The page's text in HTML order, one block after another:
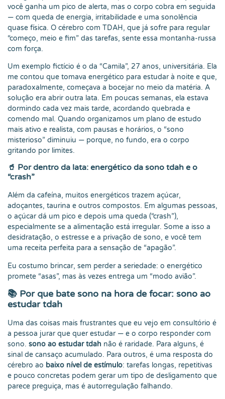
você ganha um pico de alerta, mas o corpo cobra em seguida
— com queda de energia, irritabilidade e uma sonolência
quase física. O cérebro com TDAH, que já sofre para regular
“começo, meio e fim” das tarefas, sente essa montanha-russa
com força.
Um exemplo fictício é o da “Camila”, 27 anos, universitária. Ela
me contou que tomava energético para estudar à noite e que,
paradoxalmente, começava a bocejar no meio da matéria. A
solução era abrir outra lata. Em poucas semanas, ela estava
dormindo cada vez mais tarde, acordando quebrada e
comendo mal. Quando organizamos um plano de estudo
mais ativo e realista, com pausas e horários, o “sono
misterioso” diminuiu — porque, no fundo, era o corpo
gritando por limites.
🥤 Por dentro da lata: energético da sono tdah e o
“crash”
Além da cafeína, muitos energéticos trazem açúcar,
adoçantes, taurina e outros compostos. Em algumas pessoas,
o açúcar dá um pico e depois uma queda (“crash”),
especialmente se a alimentação está irregular. Some a isso a
desidratação, o estresse e a privação de sono, e você tem
uma receita perfeita para a sensação de “apagão”.
Eu costumo brincar, sem perder a seriedade: o energético
promete “asas”, mas às vezes entrega um “modo avião”.
📚 Por que bate sono na hora de focar: sono ao
estudar tdah
Uma das coisas mais frustrantes que eu vejo em consultório é
a pessoa jurar que quer estudar — e o corpo responder com
sono. sono ao estudar tdah não é raridade. Para alguns, é
sinal de cansaço acumulado. Para outros, é uma resposta do
cérebro ao baixo nível de estímulo: tarefas longas, repetitivas
e pouco concretas podem gerar um tipo de desligamento que
parece preguiça, mas é autorregulação falhando.